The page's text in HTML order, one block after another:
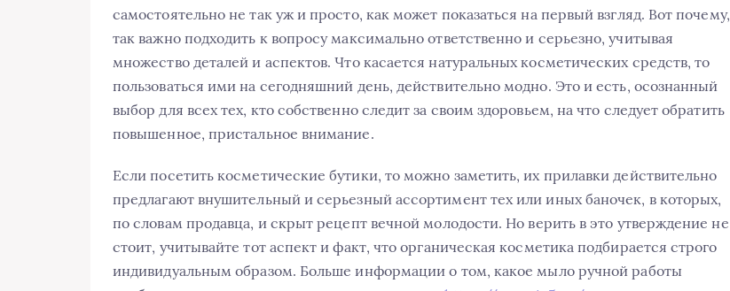
самостоятельно не так уж и просто, как может показаться на первый взгляд. Вот почему,
так важно подходить к вопросу максимально ответственно и серьезно, учитывая
множество деталей и аспектов. Что касается натуральных косметических средств, то
пользоваться ими на сегодняшний день, действительно модно. Это и есть, осознанный
выбор для всех тех, кто собственно следит за своим здоровьем, на что следует обратить
повышенное, пристальное внимание.
Если посетить косметические бутики, то можно заметить, их прилавки действительно
предлагают внушительный и серьезный ассортимент тех или иных баночек, в которых,
по словам продавца, и скрыт рецепт вечной молодости. Но верить в это утверждение не
стоит, учитывайте тот аспект и факт, что органическая косметика подбирается строго
индивидуальным образом. Больше информации о том, какое мыло ручной работы